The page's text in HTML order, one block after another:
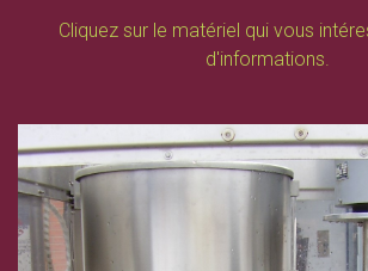
Cliquez sur le matériel qui vous
d'informations.